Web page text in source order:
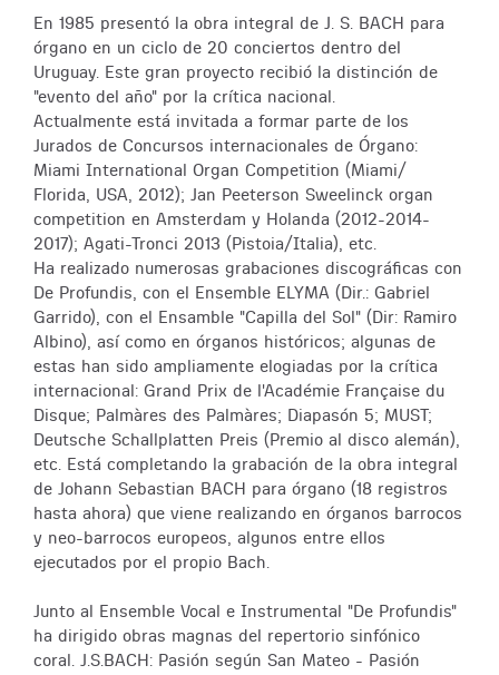
En 1985 presentó la obra integral de J. S. BACH para
órgano en un ciclo de 20 conciertos dentro del
Uruguay. Este gran proyecto recibió la distinción de
"evento del año" por la crítica nacional.
Actualmente está invitada a formar parte de los
Jurados de Concursos internacionales de Órgano:
Miami International Organ Competition (Miami/
Florida, USA, 2012); Jan Peeterson Sweelinck organ
competition en Amsterdam y Holanda (2012-2014-
2017); Agati-Tronci 2013 (Pistoia/Italia), etc.
Ha realizado numerosas grabaciones discográficas con
De Profundis, con el Ensemble ELYMA (Dir.: Gabriel
Garrido), con el Ensamble "Capilla del Sol" (Dir: Ramiro
Albino), así como en órganos históricos; algunas de
estas han sido ampliamente elogiadas por la crítica
internacional: Grand Prix de l'Académie Française du
Disque; Palmàres des Palmàres; Diapasón 5; MUST;
Deutsche Schallplatten Preis (Premio al disco alemán),
etc. Está completando la grabación de la obra integral
de Johann Sebastian BACH para órgano (18 registros
hasta ahora) que viene realizando en órganos barrocos
y neo-barrocos europeos, algunos entre ellos
ejecutados por el propio Bach.
Junto al Ensemble Vocal e Instrumental "De Profundis"
ha dirigido obras magnas del repertorio sinfónico
coral. J.S.BACH: Pasión según San Mateo - Pasión